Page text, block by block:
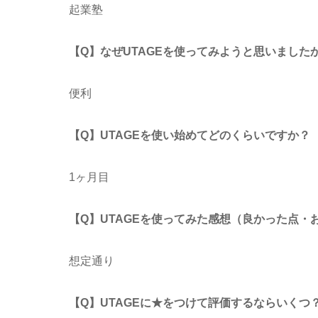
起業塾
【Q】なぜUTAGEを使ってみようと思いました
便利
【Q】UTAGEを使い始めてどのくらいですか？
1ヶ月目
【Q】UTAGEを使ってみた感想（良かった点・
想定通り
【Q】UTAGEに★をつけて評価するならいくつ